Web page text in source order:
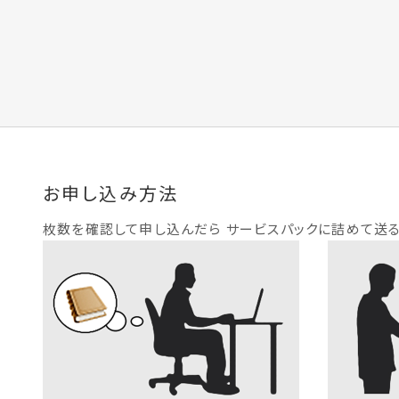
お申し込み方法
枚数を確認して申し込んだら サービスパックに詰めて送